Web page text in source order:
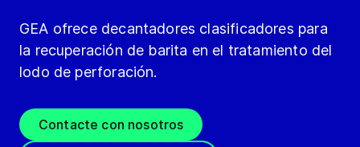
GEA ofrece decantadores clasificadores para
la recuperación de barita en el tratamiento del
lodo de perforación.
Contacte con nosotros